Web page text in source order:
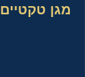
מגן טקטיים